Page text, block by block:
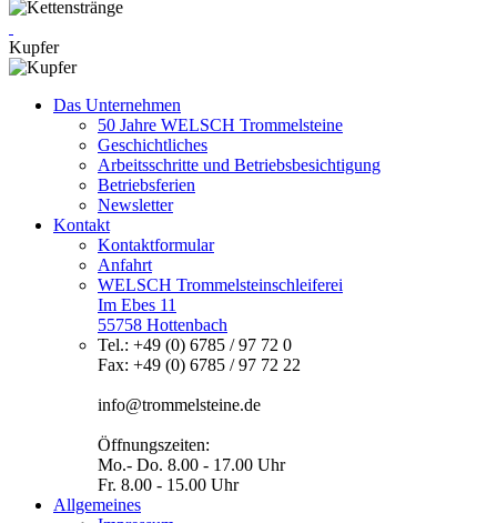
Kupfer
Das Unternehmen
50 Jahre WELSCH Trommelsteine
Geschichtliches
Arbeitsschritte und Betriebsbesichtigung
Betriebsferien
Newsletter
Kontakt
Kontaktformular
Anfahrt
WELSCH Trommelsteinschleiferei
Im Ebes 11
55758 Hottenbach
Tel.: +49 (0) 6785 / 97 72 0
Fax: +49 (0) 6785 / 97 72 22
info@trommelsteine.de
Öffnungszeiten:
Mo.- Do. 8.00 - 17.00 Uhr
Fr. 8.00 - 15.00 Uhr
Allgemeines